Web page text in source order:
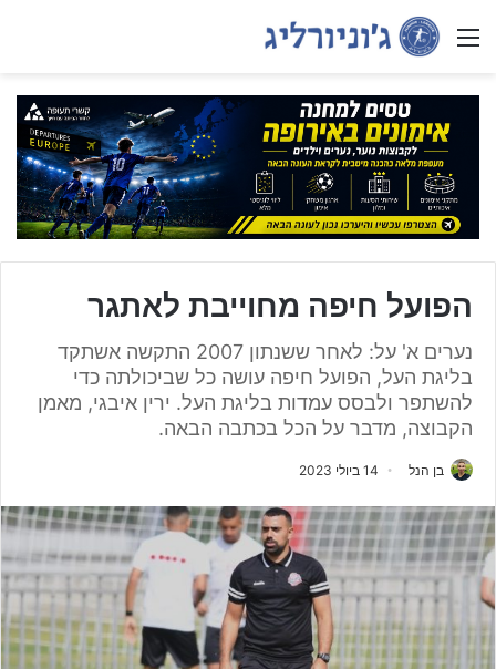
Menu
הפועל חיפה מחוייבת לאתגר
נערים א' על: לאחר ששנתון 2007 התקשה אשתקד
בליגת העל, הפועל חיפה עושה כל שביכולתה כדי
להשתפר ולבסס עמדות בליגת העל. ירין איבגי, מאמן
הקבוצה, מדבר על הכל בכתבה הבאה.
בן הנל 14 ביולי 2023